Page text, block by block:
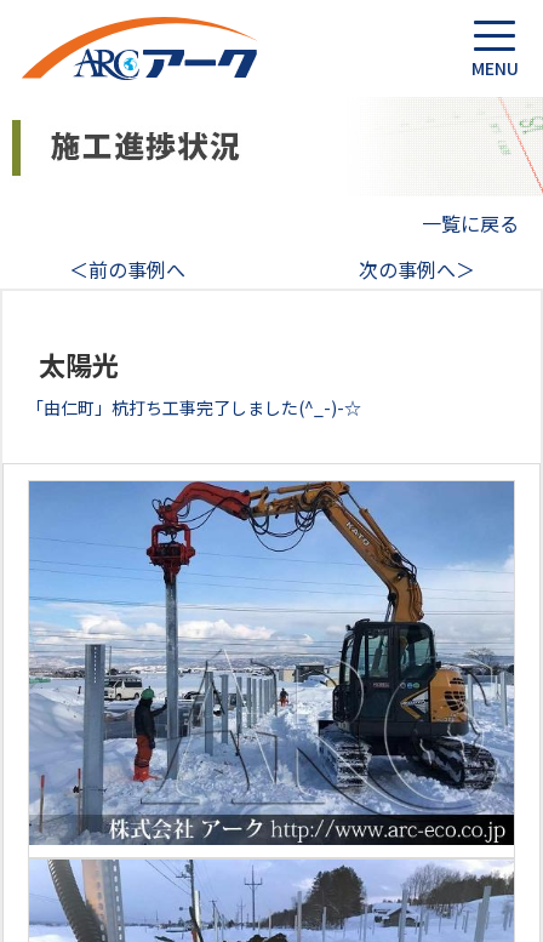
一覧に戻る
＜前の事例へ
次の事例へ＞
太陽光
「由仁町」杭打ち工事完了しました(^_-)-☆